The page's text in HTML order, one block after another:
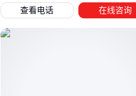
理解这些差异后，
性，为后续的选型
查看电话 在线咨询